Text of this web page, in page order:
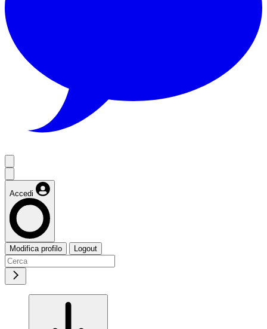
Accedi
Modifica profilo Logout